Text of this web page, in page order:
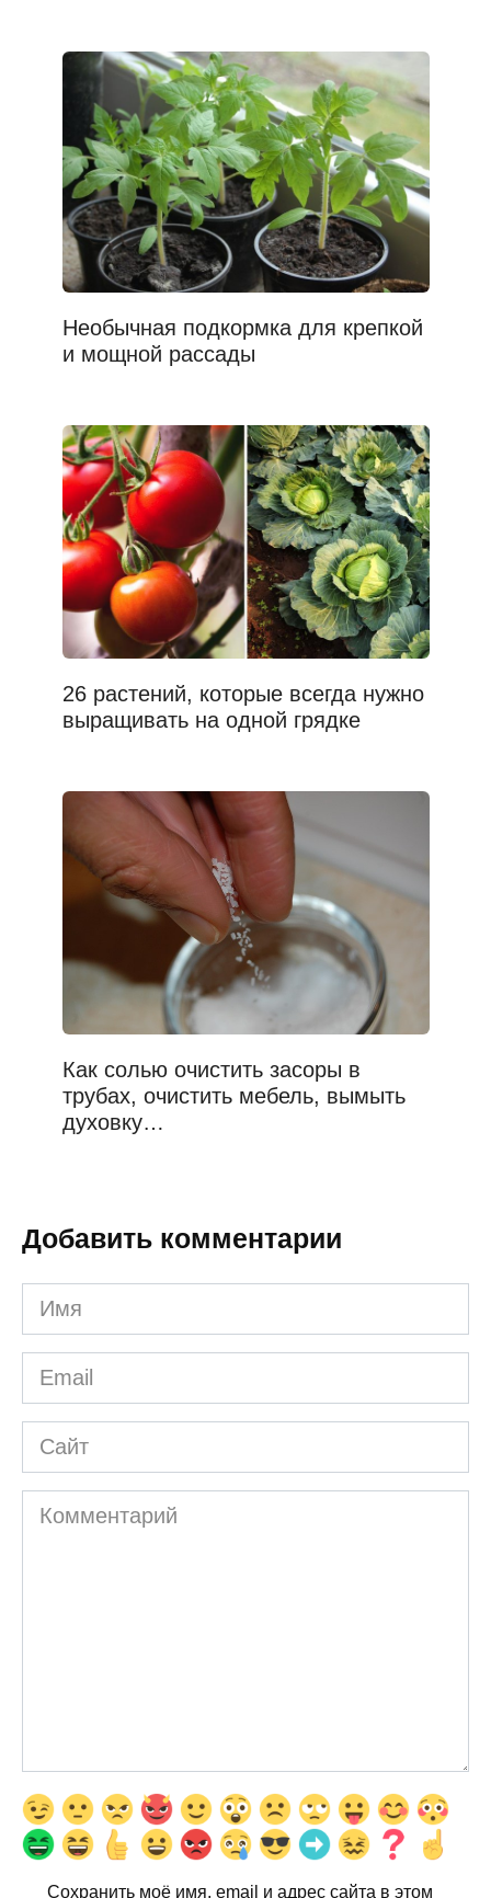
Необычная подкормка для крепкой
и мощной рассады
26 растений, которые всегда нужно
выращивать на одной грядке
Как солью очистить засоры в
трубах, очистить мебель, вымыть
духовку…
Добавить комментарии
Имя
*
Email
*
Сайт
Комментарий
Сохранить моё имя, email и адрес сайта в этом